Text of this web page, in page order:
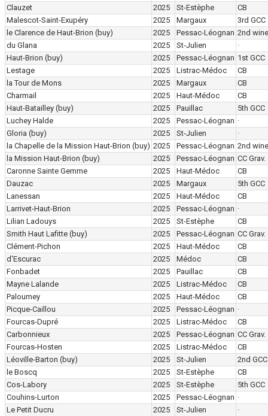
Clauzet
2025 St-Estèphe
CB
Malescot-Saint-Exupéry
2025 Margaux
3rd GCC
le Clarence de Haut-Brion (buy) 2025 Pessac-Léognan 2nd wine
du Glana
2025 St-Julien
·
Haut-Brion (buy) 2025 Pessac-Léognan 1st GCC
Lestage
2025 Listrac-Médoc
CB
la Tour de Mons
2025 Margaux
CB
Charmail
2025 Haut-Médoc
CB
Haut-Batailley (buy) 2025 Pauillac
5th GCC
Luchey Halde
2025 Pessac-Léognan ·
Gloria (buy) 2025 St-Julien
·
la Chapelle de la Mission Haut-Brion (buy) 2025 Pessac-Léognan 2nd wine
la Mission Haut-Brion (buy) 2025 Pessac-Léognan CC Grav.
Caronne Sainte Gemme
2025 Haut-Médoc
CB
Dauzac
2025 Margaux
5th GCC
Lanessan
2025 Haut-Médoc
CB
Larrivet-Haut-Brion
2025 Pessac-Léognan ·
Lilian Ladouys
2025 St-Estèphe
CB
Smith Haut Lafitte (buy) 2025 Pessac-Léognan CC Grav.
Clément-Pichon
2025 Haut-Médoc
CB
d'Escurac
2025 Médoc
CB
Fonbadet
2025 Pauillac
CB
Mayne Lalande
2025 Listrac-Médoc
CB
Paloumey
2025 Haut-Médoc
CB
Picque-Caillou
2025 Pessac-Léognan ·
Fourcas-Dupré
2025 Listrac-Médoc
CB
Carbonnieux
2025 Pessac-Léognan CC Grav.
Fourcas-Hosten
2025 Listrac-Médoc
CB
Léoville-Barton (buy) 2025 St-Julien
2nd GCC
le Boscq
2025 St-Estèphe
CB
Cos-Labory
2025 St-Estèphe
5th GCC
Couhins-Lurton
2025 Pessac-Léognan ·
Le Petit Ducru
2025 St-Julien ·